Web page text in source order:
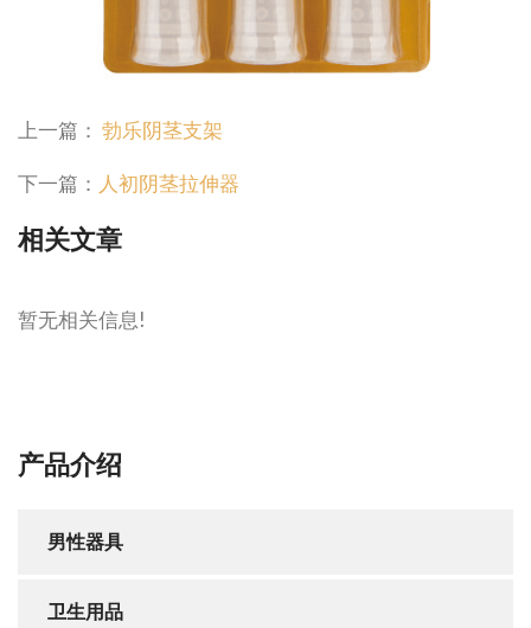
上一篇： 勃乐阴茎支架
下一篇： 人初阴茎拉伸器
相关文章
暂无相关信息!
产品介绍
男性器具
卫生用品